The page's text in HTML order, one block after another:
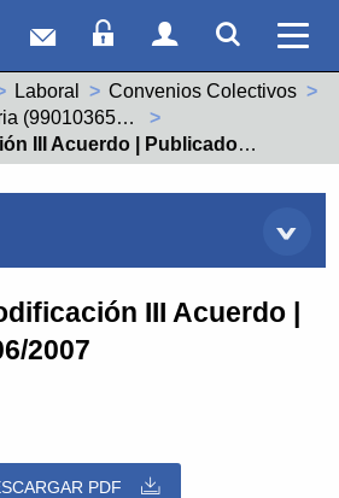
Correo webAcceso Socios
Acceso
Ver
Laboral
Convenios Colectivos
Hosteleria (99010365011900)
| Publicado 02/06/2007
III Acuerdo |
2007
PDF